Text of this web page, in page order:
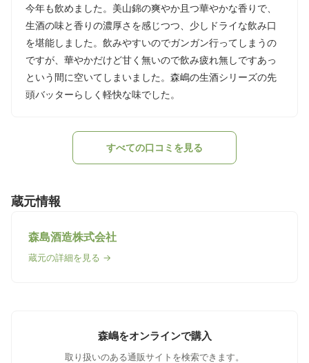
今年も飲めました。美山錦の爽やか且つ華やかな香りで、
生酒の味と香りの濃厚さを感じつつ、少しドライな飲み口
を堪能しました。飲みやすいのでガンガン行ってしまうの
ですが、華やかだけど甘く無いので飲み疲れ無しですあっ
という間に空いてしまいました。森嶋の生酒シリーズの先
頭バッターらしく軽快な味でした。
すべての口コミを見る
蔵元情報
森島酒造株式会社
蔵元の詳細を見る →
森嶋をオンラインで購入
取り扱いのある通販サイトを検索できます。